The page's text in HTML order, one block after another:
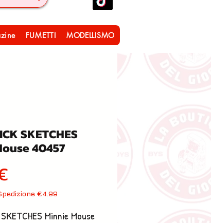
FUMETTI MODELLISMO
SKETCHES
40457
€4.99
Minnie Mouse